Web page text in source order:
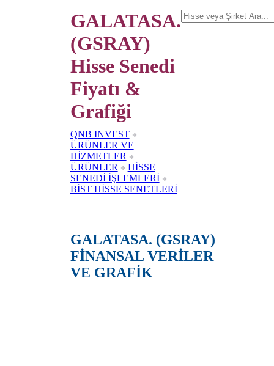
GALATASA.
(GSRAY)
Hisse Senedi
Fiyatı &
Grafiği
QNB INVEST
ÜRÜNLER VE
HİZMETLER
ÜRÜNLER
HİSSE
SENEDİ İŞLEMLERİ
BİST HİSSE SENETLERİ
GALATASA. (GSRAY)
FİNANSAL VERİLER
VE GRAFİK